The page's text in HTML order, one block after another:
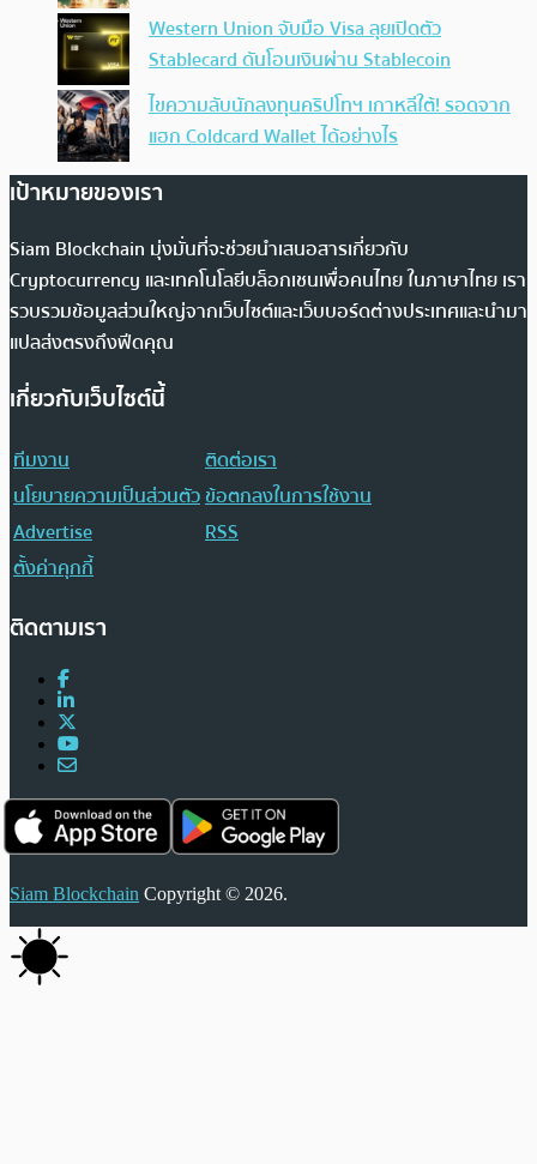
Western Union จับมือ Visa ลุยเปิดตัว
Stablecard ดันโอนเงินผ่าน Stablecoin
ไขความลับนักลงทุนคริปโทฯ เกาหลีใต้! รอดจาก
แฮก Coldcard Wallet ได้อย่างไร
เป้าหมายของเรา
Siam Blockchain มุ่งมั่นที่จะช่วยนำเสนอสารเกี่ยวกับ
Cryptocurrency และเทคโนโลยีบล็อกเชนเพื่อคนไทย ในภาษาไทย เรา
รวบรวมข้อมูลส่วนใหญ่จากเว็บไซต์และเว็บบอร์ดต่างประเทศและนำมา
แปลส่งตรงถึงฟีดคุณ
เกี่ยวกับเว็บไซต์นี้
ทีมงาน
ติดต่อเรา
นโยบายความเป็นส่วนตัวข้อตกลงในการใช้งาน
Advertise
RSS
ตั้งค่าคุกกี้
ติดตามเรา
Siam Blockchain Copyright © 2026.